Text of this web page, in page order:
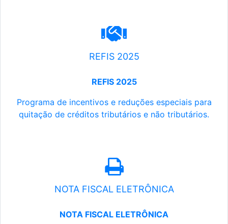
REFIS 2025
REFIS 2025
Programa de incentivos e reduções especiais para
quitação de créditos tributários e não tributários.
NOTA FISCAL ELETRÔNICA
NOTA FISCAL ELETRÔNICA